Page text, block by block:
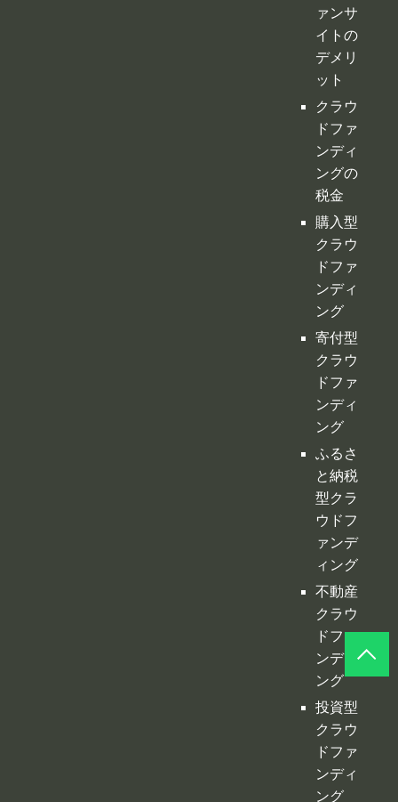
ァンサ
イトの
デメリ
ット
クラウ
ドファ
ンディ
ングの
税金
購入型
クラウ
ドファ
ンディ
ング
寄付型
クラウ
ドファ
ンディ
ング
ふるさ
と納税
型クラ
ウドフ
ァンデ
ィング
不動産
クラウ
ドファ
ンディ
ング
投資型
クラウ
ドファ
ンディ
ング